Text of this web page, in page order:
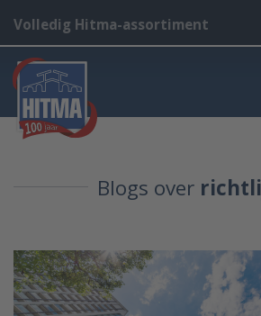
Volledig Hitma-assortiment
Blogs over